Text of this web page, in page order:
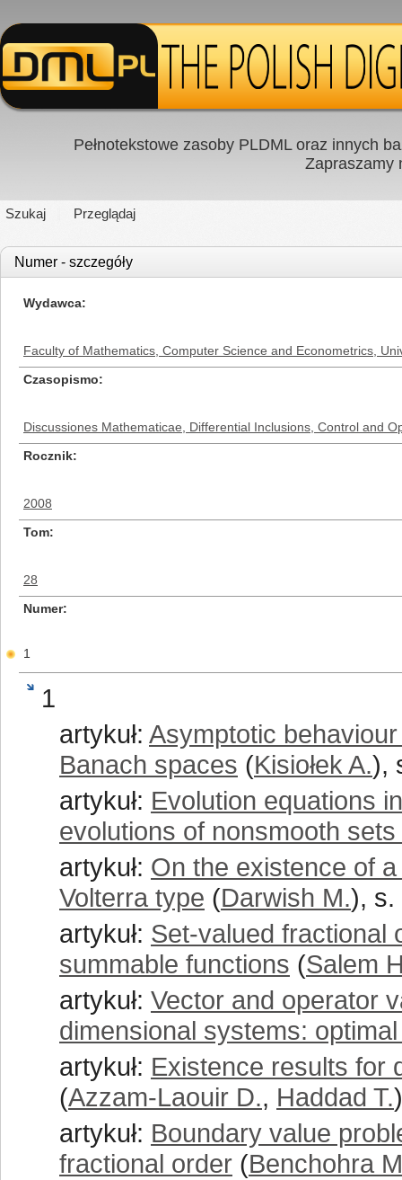
Pełnotekstowe zasoby PLDML oraz innych
Zapraszamy
Szukaj Przeglądaj
Numer - szczegóły
Wydawca
Faculty of Mathematics, Computer Science and Econometrics,
Czasopismo
Discussiones Mathematicae, Differential Inclusions, Control and
Rocznik
2008
Tom
28
Numer
1
1
artykuł: Asymptotic
Banach spaces (Kisiołek A.),
artykuł: Evolution equations
evolutions of nonsmooth
artykuł: On the existence of
Volterra type (Darwish M.), s.
artykuł: Set-valued fractional
summable functions (Salem
artykuł: Vector and operator
dimensional systems:
artykuł: Existence results for
(Azzam-Laouir D., Haddad T.
artykuł: Boundary value
fractional order (Benchohra